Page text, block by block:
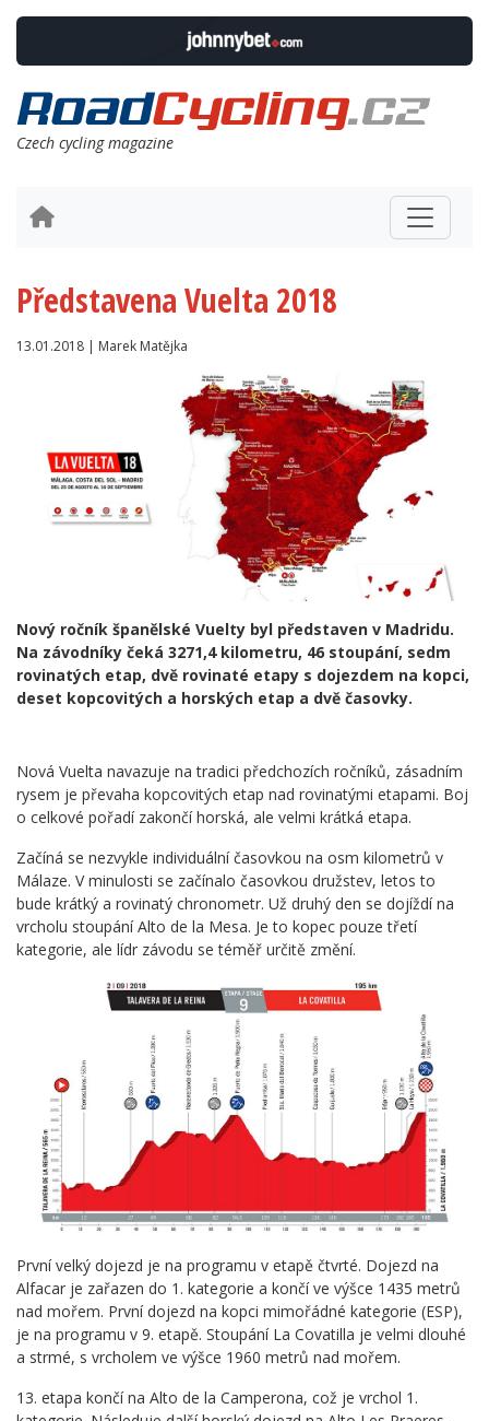
Czech cycling magazine
Představena Vuelta 2018
13.01.2018 | Marek Matějka
Nový ročník španělské Vuelty byl představen v Madridu.
Na závodníky čeká 3271,4 kilometru, 46 stoupání, sedm
rovinatých etap, dvě rovinaté etapy s dojezdem na kopci,
deset kopcovitých a horských etap a dvě časovky.
Nová Vuelta navazuje na tradici předchozích ročníků, zásadním
rysem je převaha kopcovitých etap nad rovinatými etapami. Boj
o celkové pořadí zakončí horská, ale velmi krátká etapa.
Začíná se nezvykle individuální časovkou na osm kilometrů v
Málaze. V minulosti se začínalo časovkou družstev, letos to
bude krátký a rovinatý chronometr. Už druhý den se dojíždí na
vrcholu stoupání Alto de la Mesa. Je to kopec pouze třetí
kategorie, ale lídr závodu se téměř určitě změní.
První velký dojezd je na programu v etapě čtvrté. Dojezd na
Alfacar je zařazen do 1. kategorie a končí ve výšce 1435 metrů
nad mořem. První dojezd na kopci mimořádné kategorie (ESP),
je na programu v 9. etapě. Stoupání La Covatilla je velmi dlouhé
a strmé, s vrcholem ve výšce 1960 metrů nad mořem.
13. etapa končí na Alto de la Camperona, což je vrchol 1.